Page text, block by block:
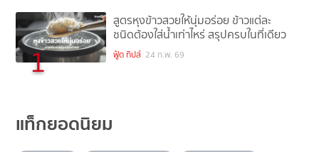
1
สูตรหุงข้าวสวยให้นุ่มอร่อย ข้าวแต่ละ
ชนิดต้องใส่น้ำเท่าไหร่ สรุปครบในที่เดียว
ฟู้ด ทิปส์ 24 ก.พ. 69
แท็กยอดนิยม